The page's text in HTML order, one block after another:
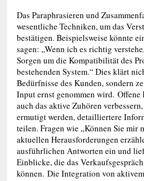
Das Paraphrasieren und
wesentliche Techniken, um das
bestätigen. Beispielsweise könnte
sagen: „Wenn ich es richtig
Sorgen um die Kompatibilität des
bestehenden System.“ Dies klärt
Bedürfnisse des Kunden, sondern
Input ernst genommen wird. Offene
auch das aktive Zuhören
ermutigt werden, detailliertere
teilen. Fragen wie „Können Sie mir
aktuellen Herausforderungen
ausführlichen Antworten ein und
Einblicke, die das
können. Die Integration von